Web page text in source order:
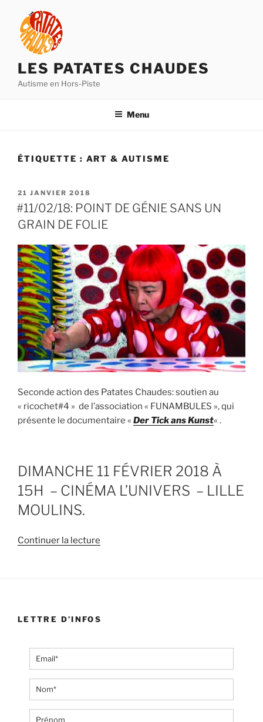
contenu
principal
LES PATATES CHAUDES
Autisme en Hors-Piste
Menu
ÉTIQUETTE : ART & AUTISME
PUBLIÉ
LE
21 JANVIER 2018
#11/02/18: POINT DE GÉNIE SANS UN
GRAIN DE FOLIE
Seconde action des Patates Chaudes: soutien au
« ricochet#4 » de l’association « FUNAMBULES », qui
présente le documentaire « Der Tick ans Kunst« .
DIMANCHE 11 FÉVRIER 2018 À
15H – CINÉMA L’UNIVERS – LILLE
MOULINS.
Continuer la lecture
UN
FOLIE »
LETTRE D’INFOS